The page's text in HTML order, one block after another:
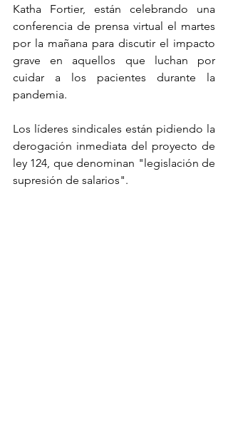
Katha Fortier, están celebrando una
conferencia de prensa virtual el martes
por la mañana para discutir el impacto
grave en aquellos que luchan por
cuidar a los pacientes durante la
pandemia.
Los líderes sindicales están pidiendo la
derogación inmediata del proyecto de
ley 124, que denominan "legislación de
supresión de salarios".